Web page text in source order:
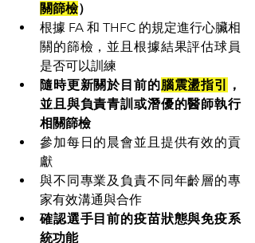
關篩檢）
根據 FA 和 THFC 的規定進行心臟相
關的篩檢，並且根據結果評估球員
是否可以訓練
隨時更新關於目前的腦震盪指引
，
並且與負責青訓或潛優的醫師執行
相關篩檢
參加每日的晨會並且提供有效的貢
獻
與不同專業及負責不同年齡層的專
家有效溝通與合作
確認選手目前的疫苗狀態與免疫系
統功能